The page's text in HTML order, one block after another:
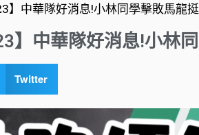
】中華隊好消息!小林同學擊敗馬龍
】中華隊好消息!小林
Twitter